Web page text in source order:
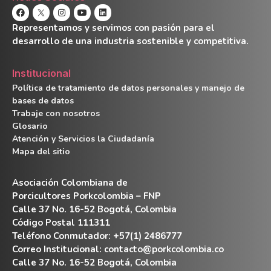
Representamos y servimos con pasión para el
desarrollo de una industria sostenible y competitiva.
Institucional
Política de tratamiento de datos personales y manejo de
bases de datos
Trabaje con nosotros
Glosario
Atención y Servicios la Ciudadanía
Mapa del sitio
Asociación Colombiana de
Porcicultores Porkcolombia – FNP
Calle 37 No. 16-52 Bogotá, Colombia
Código Postal 111311
Teléfono Conmutador: +57(1) 2486777
Correo Institucional: contacto@porkcolombia.co
Calle 37 No. 16-52 Bogotá, Colombia